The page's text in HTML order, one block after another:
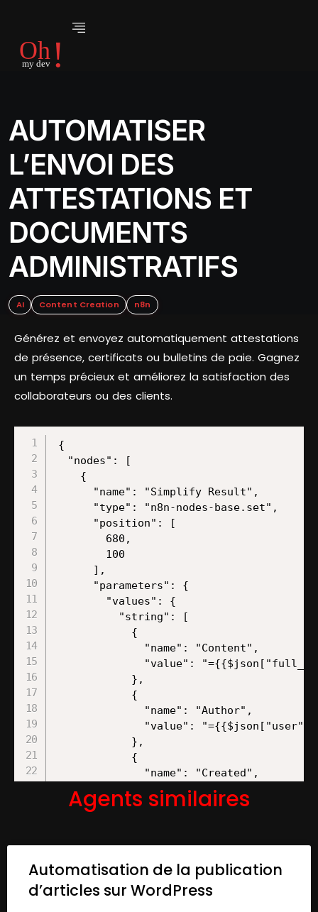
AUTOMATISER
L’ENVOI DES
ATTESTATIONS ET
DOCUMENTS
ADMINISTRATIFS
AI Content Creation n8n
Générez et envoyez automatiquement attestations
de présence, certificats ou bulletins de paie. Gagnez
un temps précieux et améliorez la satisfaction des
collaborateurs ou des clients.
{
  "nodes": [
    {
      "name": "Simplify Result",
      "type": "n8n-nodes-base.set",
      "position": [
        680,
        100
      ],
      "parameters": {
        "values": {
          "string": [
            {
              "name": "Content",
"value":
            },
            {
              "name": "Author",
"value":
            },
            {
              "name": "Created",
"value": "={{new
            },
"value": "=https://
            }
          ]
        },
Agents similaires
Automatisation de la publication
d’articles sur WordPress